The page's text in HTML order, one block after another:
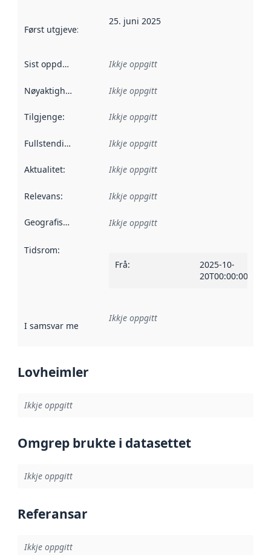
Først utgjeve: Denne datoen seier når dataa i dette
25. juni 2025
Sist oppdatert Ikkje oppgitt
Nøyaktigheit Ikkje oppgitt
Tilgjenge: Ikkje oppgitt
Fullstendigheit Ikkje oppgitt
Aktualitet: Ikkje oppgitt
Relevans: Ikkje oppgitt
Geografisk område Ikkje oppgitt
Tidsrom:
Frå:
2025-10-
20T00:00:00Z
I samsvar med Referanse til ei implementeringsregel eller
Ikkje oppgitt
Lovheimler
Ikkje oppgitt
Omgrep brukte i datasettet
Ikkje oppgitt
Referansar
Ikkje oppgitt